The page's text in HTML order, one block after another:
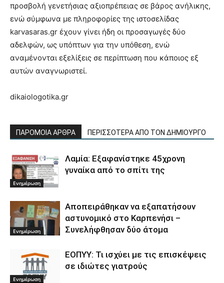
προσβολή γενετήσιας αξιοπρέπειας σε βάρος ανήλικης,
ενώ σύμφωνα με πληροφορίες της ιστοσελίδας
karvasaras.gr έχουν γίνει ήδη οι προσαγωγές δύο
αδελφών, ως υπόπτων για την υπόθεση, ενώ
αναμένονται εξελίξεις σε περίπτωση που κάποιος εξ
αυτών αναγνωριστεί.
dikaiologotika.gr
ΠΑΡΟΜΟΙΑ ΑΡΘΡΑ ΠΕΡΙΣΣΟΤΕΡΑ ΑΠΟ ΤΟΝ ΔΗΜΙΟΥΡΓΟ
Ενημέρωση
Λαμία: Εξαφανίστηκε 45χρονη
γυναίκα από το σπίτι της
Ενημέρωση
Αποπειράθηκαν να εξαπατήσουν
αστυνομικό στο Καρπενήσι –
Συνελήφθησαν δύο άτομα
Ενημέρωση
ΕΟΠΥΥ: Τι ισχύει με τις επισκέψεις
σε ιδιώτες γιατρούς